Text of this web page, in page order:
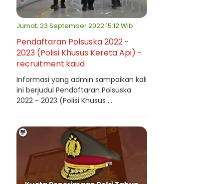
Jumat, 23 September 2022 15:12 Wib
Pendaftaran Polsuska 2022 -
2023 (Polisi Khusus Kereta Api) -
recruitment.kai.id
Informasi yang admin sampaikan kali
ini berjudul Pendaftaran Polsuska
2022 - 2023 (Polisi Khusus ...